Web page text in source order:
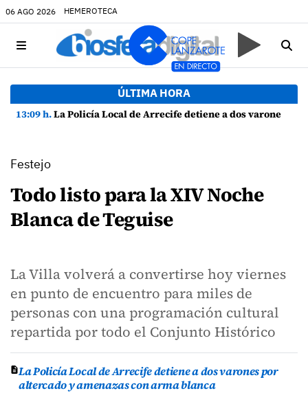
06 AGO 2026 HEMEROTECA
ÚLTIMA HORA
13:09 h.La Policía Local de Arrecife detiene a dos varones por altercado y amenazas con arma blanca
Festejo
Todo listo para la XIV Noche
Blanca de Teguise
La Villa volverá a convertirse hoy viernes
en punto de encuentro para miles de
personas con una programación cultural
repartida por todo el Conjunto Histórico
La Policía Local de Arrecife detiene a dos varones por
altercado y amenazas con arma blanca